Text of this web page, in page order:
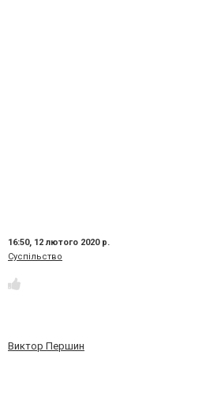
16:50, 12 лютого 2020 р.
Суспільство
Виктор Першин